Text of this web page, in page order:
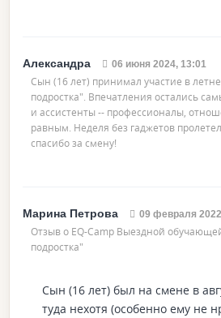
Александра 06 июня 2024, 13:01
Сын (16 лет) принимал участие в
подростка". Впечатления остались
и ассистенты -- профессионалы,
равным. Неделя без гаджетов
спасибо за смену!
Марина Петрова 09 февраля
Отзыв о EQ-Camp Выездной
подростка"
Сын (16 лет) был на смене в
туда нехотя (особенно ему не